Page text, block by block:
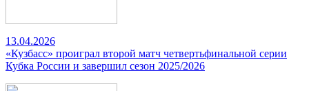
13.04.2026
«Кузбасс» проиграл второй матч четвертьфинальной серии
Кубка России и завершил сезон 2025/2026